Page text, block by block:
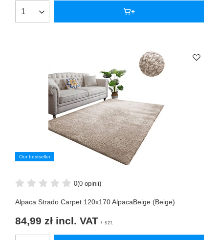
Our bestseller
0(0 opinii)
Alpaca Strado Carpet 120x170 AlpacaBeige (Beige)
84,99 zł incl. VAT / szt.